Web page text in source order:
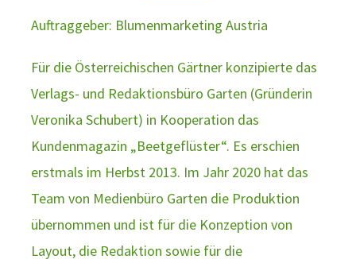
Auftraggeber: Blumenmarketing Austria
Für die Österreichischen Gärtner konzipierte das
Verlags- und Redaktionsbüro Garten (Gründerin
Veronika Schubert) in Kooperation das
Kundenmagazin „Beetgeflüster“. Es erschien
erstmals im Herbst 2013. Im Jahr 2020 hat das
Team von Medienbüro Garten die Produktion
übernommen und ist für die Konzeption von
Layout, die Redaktion sowie für die